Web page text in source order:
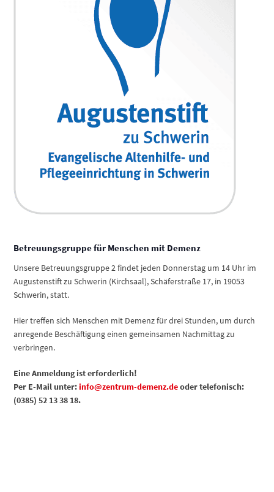
Betreuungsgruppe für Menschen mit Demenz
Unsere Betreuungsgruppe 2 findet jeden Donnerstag um 14 Uhr im
Augustenstift zu Schwerin (Kirchsaal), Schäferstraße 17, in 19053
Schwerin, statt.
Hier treffen sich Menschen mit Demenz für drei Stunden, um durch
anregende Beschäftigung einen gemeinsamen Nachmittag zu
verbringen.
Eine Anmeldung ist erforderlich!
Per E-Mail unter:info@zentrum-demenz.deoder telefonisch:
(0385) 52 13 38 18.